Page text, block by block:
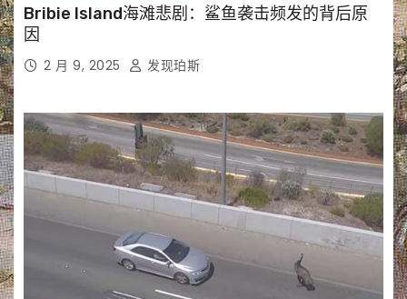
Bribie Island海滩悲剧：鲨鱼袭击频发的背后原
因
2 月 9, 2025 发现珀斯